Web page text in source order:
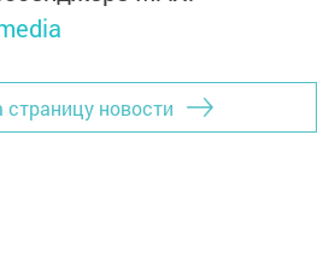
страницу новости